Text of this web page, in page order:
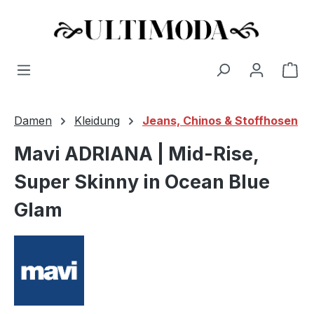
Zum Hauptinhalt springen
Damen Kleidung Jeans, Chinos & Stoffhosen
Mavi ADRIANA | Mid-Rise,
Super Skinny in Ocean Blue
Glam